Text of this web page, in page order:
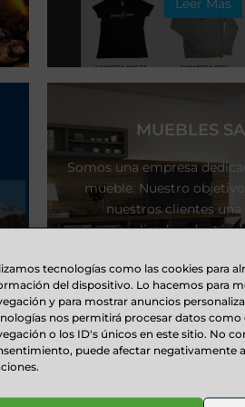
tecnologías como las cookies para
del dispositivo. Lo hacemos para
y para mostrar anuncios
nos permitirá procesar datos
o los ID's únicos en este sitio. No
puede afectar negativamente
MUEBLES
Somos una empresa
mueble. Nuestro
nuestros clientes
personalizada,
Leer Más